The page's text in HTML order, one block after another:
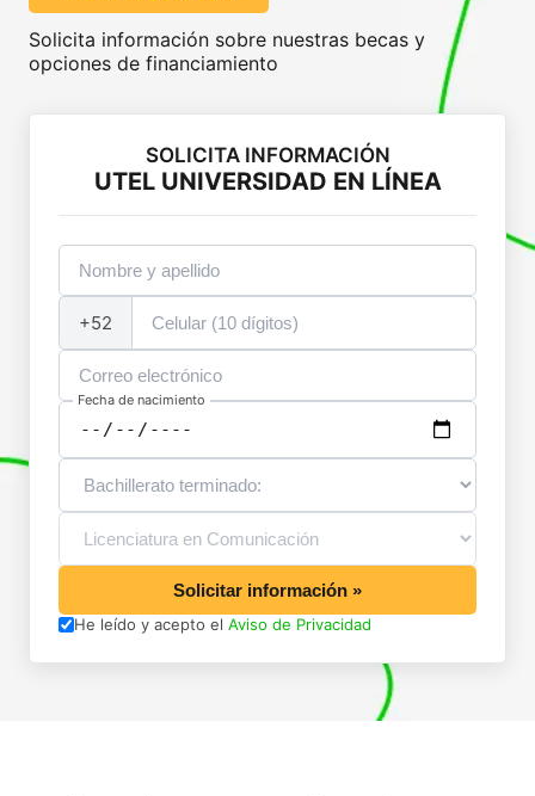
Solicita información sobre nuestras becas y
opciones de financiamiento
SOLICITA INFORMACIÓN
UTEL UNIVERSIDAD EN LÍNEA
+52
Fecha de nacimiento
Solicitar información »
He leído y acepto el Aviso de Privacidad